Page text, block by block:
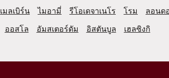
เมลเบิร์น ไมอามี่ รีโอเดจาเนโร โรม ลอนด
ออสโล อัมสเตอร์ดัม อิสตันบูล เฮลซิงกิ